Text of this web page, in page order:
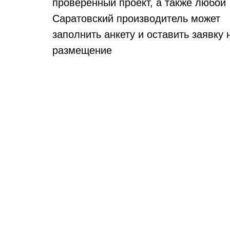
проверенный проект, а также любой
Саратовский производитель может
заполнить анкету и оставить заявку
размещение